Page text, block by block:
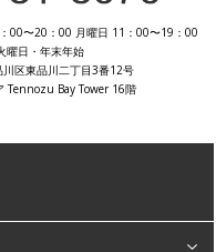
00〜20：00 月曜日 11：00〜19：00
曜日・年末年始
区東品川二丁目3番12号
Tennozu Bay Tower 16階